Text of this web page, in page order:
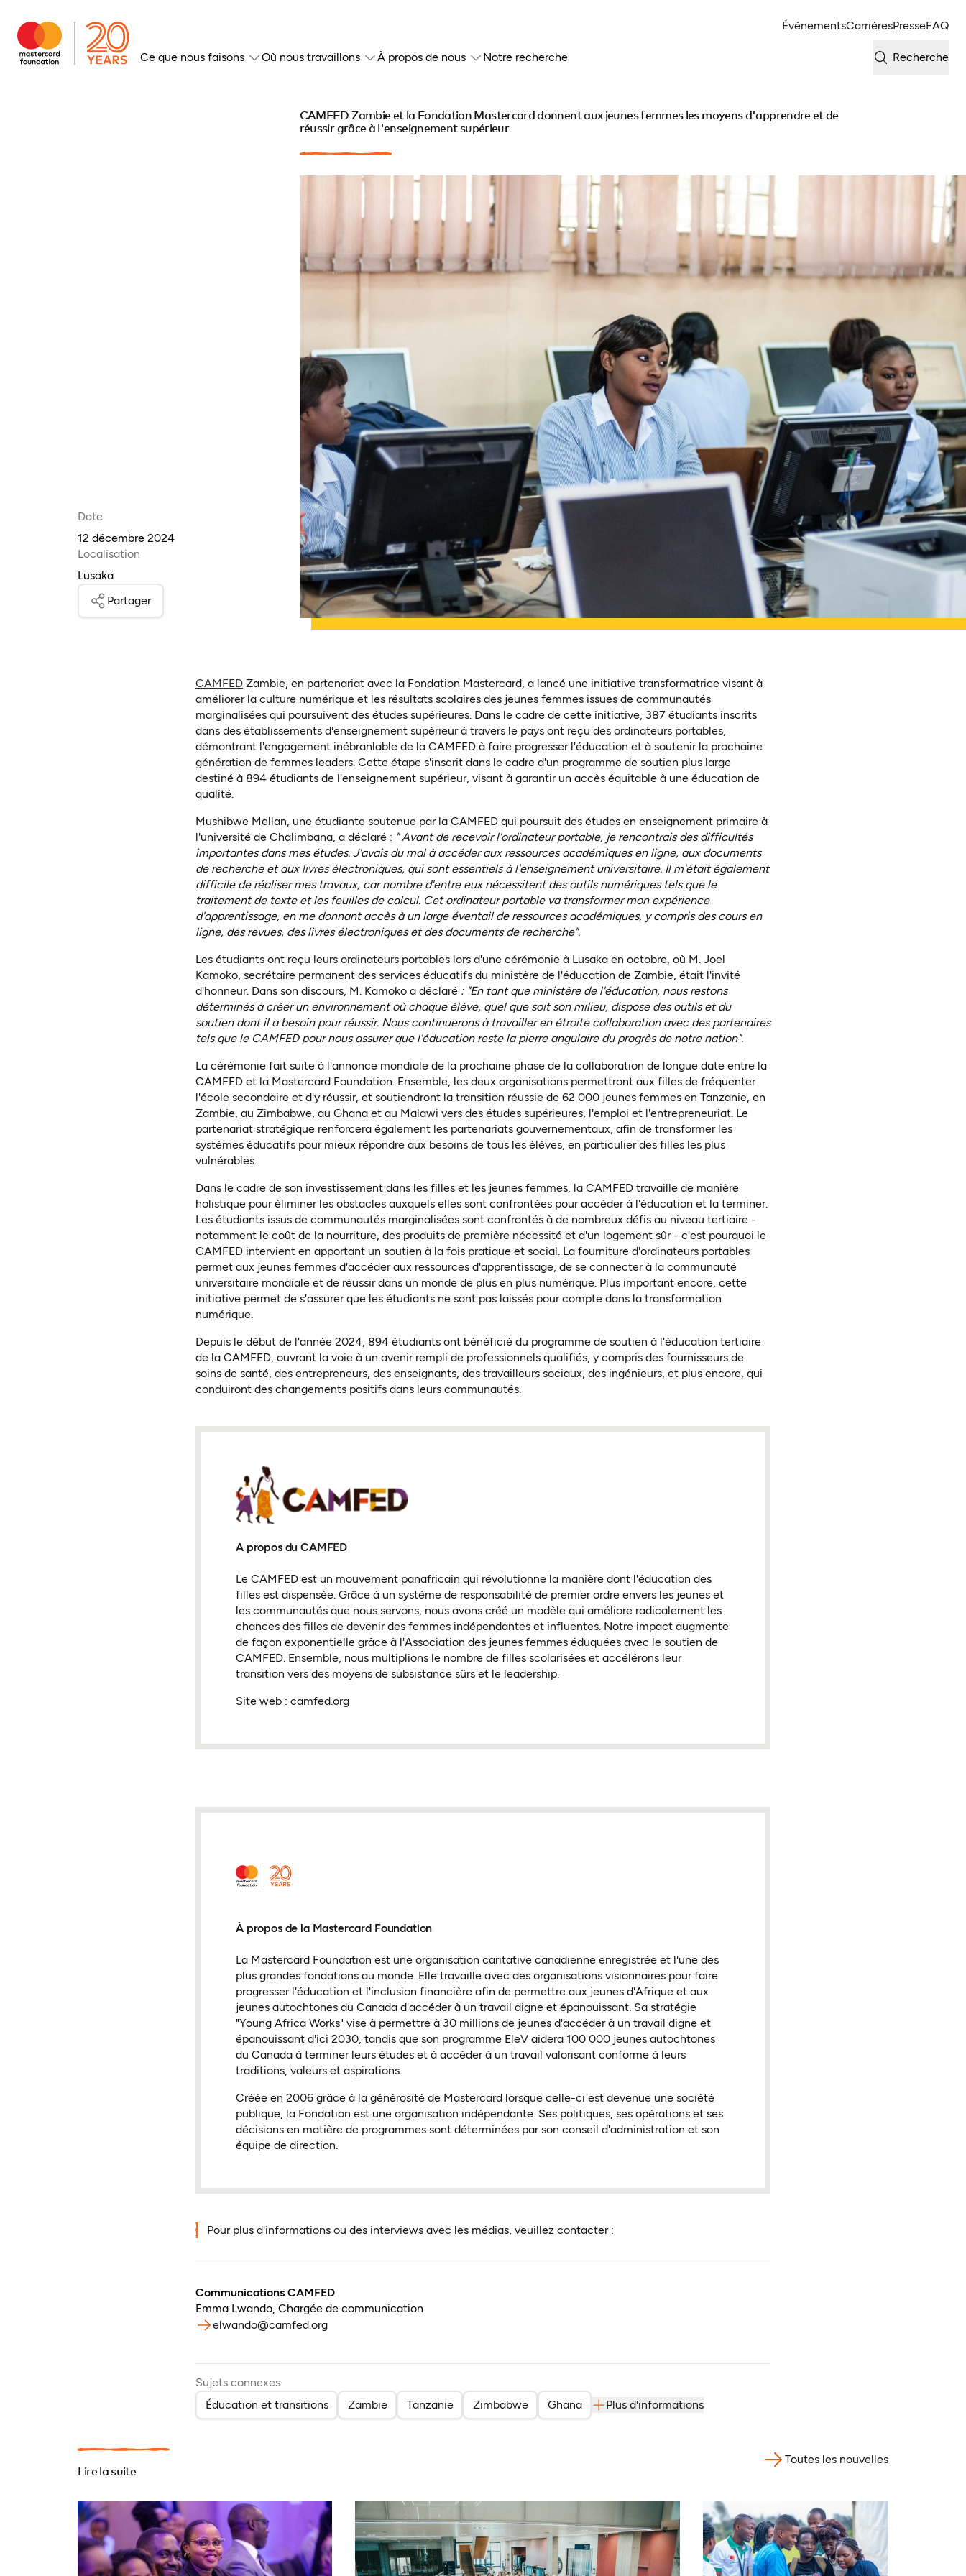
ÉvénementsCarrièresPresseFAQ
Ce que nous faisons Où nous travaillons À propos de nous Notre recherche Recherche
CAMFED Zambie et la Fondation Mastercard donnent aux jeunes femmes les moyens d'apprendre et de
réussir grâce à l'enseignement supérieur
Date
12 décembre 2024
Localisation
Lusaka
Partager
CAMFED(ouvre dans un nouvel onglet)
Zambie, en partenariat avec la Fondation Mastercard, a lancé une initiative transformatrice visant à
améliorer la culture numérique et les résultats scolaires des jeunes femmes issues de communautés
marginalisées qui poursuivent des études supérieures. Dans le cadre de cette initiative, 387 étudiants inscrits
dans des établissements d'enseignement supérieur à travers le pays ont reçu des ordinateurs portables,
démontrant l'engagement inébranlable de la CAMFED à faire progresser l'éducation et à soutenir la prochaine
génération de femmes leaders. Cette étape s'inscrit dans le cadre d'un programme de soutien plus large
destiné à 894 étudiants de l'enseignement supérieur, visant à garantir un accès équitable à une éducation de
qualité.
Mushibwe Mellan, une étudiante soutenue par la CAMFED qui poursuit des études en enseignement primaire à
l'université de Chalimbana, a déclaré : " Avant de recevoir l'ordinateur portable, je rencontrais des difficultés
importantes dans mes études. J'avais du mal à accéder aux ressources académiques en ligne, aux documents
de recherche et aux livres électroniques, qui sont essentiels à l'enseignement universitaire. Il m'était également
difficile de réaliser mes travaux, car nombre d'entre eux nécessitent des outils numériques tels que le
traitement de texte et les feuilles de calcul. Cet ordinateur portable va transformer mon expérience
d'apprentissage, en me donnant accès à un large éventail de ressources académiques, y compris des cours en
ligne, des revues, des livres électroniques et des documents de recherche".
Les étudiants ont reçu leurs ordinateurs portables lors d'une cérémonie à Lusaka en octobre, où M. Joel
Kamoko, secrétaire permanent des services éducatifs du ministère de l'éducation de Zambie, était l'invité
d'honneur. Dans son discours, M. Kamoko a déclaré : "En tant que ministère de l'éducation, nous restons
déterminés à créer un environnement où chaque élève, quel que soit son milieu, dispose des outils et du
soutien dont il a besoin pour réussir. Nous continuerons à travailler en étroite collaboration avec des partenaires
tels que le CAMFED pour nous assurer que l'éducation reste la pierre angulaire du progrès de notre nation".
La cérémonie fait suite à l'annonce mondiale de la prochaine phase de la collaboration de longue date entre la
CAMFED et la Mastercard Foundation. Ensemble, les deux organisations permettront aux filles de fréquenter
l'école secondaire et d'y réussir, et soutiendront la transition réussie de 62 000 jeunes femmes en Tanzanie, en
Zambie, au Zimbabwe, au Ghana et au Malawi vers des études supérieures, l'emploi et l'entrepreneuriat. Le
partenariat stratégique renforcera également les partenariats gouvernementaux, afin de transformer les
systèmes éducatifs pour mieux répondre aux besoins de tous les élèves, en particulier des filles les plus
vulnérables.
Dans le cadre de son investissement dans les filles et les jeunes femmes, la CAMFED travaille de manière
holistique pour éliminer les obstacles auxquels elles sont confrontées pour accéder à l'éducation et la terminer.
Les étudiants issus de communautés marginalisées sont confrontés à de nombreux défis au niveau tertiaire -
notamment le coût de la nourriture, des produits de première nécessité et d'un logement sûr - c'est pourquoi le
CAMFED intervient en apportant un soutien à la fois pratique et social. La fourniture d'ordinateurs portables
permet aux jeunes femmes d'accéder aux ressources d'apprentissage, de se connecter à la communauté
universitaire mondiale et de réussir dans un monde de plus en plus numérique. Plus important encore, cette
initiative permet de s'assurer que les étudiants ne sont pas laissés pour compte dans la transformation
numérique.
Depuis le début de l'année 2024, 894 étudiants ont bénéficié du programme de soutien à l'éducation tertiaire
de la CAMFED, ouvrant la voie à un avenir rempli de professionnels qualifiés, y compris des fournisseurs de
soins de santé, des entrepreneurs, des enseignants, des travailleurs sociaux, des ingénieurs, et plus encore, qui
conduiront des changements positifs dans leurs communautés.
A propos du CAMFED
Le CAMFED est un mouvement panafricain qui révolutionne la manière dont l'éducation des
filles est dispensée. Grâce à un système de responsabilité de premier ordre envers les jeunes et
les communautés que nous servons, nous avons créé un modèle qui améliore radicalement les
chances des filles de devenir des femmes indépendantes et influentes. Notre impact augmente
de façon exponentielle grâce à l'Association des jeunes femmes éduquées avec le soutien de
CAMFED. Ensemble, nous multiplions le nombre de filles scolarisées et accélérons leur
transition vers des moyens de subsistance sûrs et le leadership.
Site web : camfed.org
À propos de la Mastercard Foundation
La Mastercard Foundation est une organisation caritative canadienne enregistrée et l'une des
plus grandes fondations au monde. Elle travaille avec des organisations visionnaires pour faire
progresser l'éducation et l'inclusion financière afin de permettre aux jeunes d'Afrique et aux
jeunes autochtones du Canada d'accéder à un travail digne et épanouissant. Sa stratégie
"Young Africa Works" vise à permettre à 30 millions de jeunes d'accéder à un travail digne et
épanouissant d'ici 2030, tandis que son programme EleV aidera 100 000 jeunes autochtones
du Canada à terminer leurs études et à accéder à un travail valorisant conforme à leurs
traditions, valeurs et aspirations.
Créée en 2006 grâce à la générosité de Mastercard lorsque celle-ci est devenue une société
publique, la Fondation est une organisation indépendante. Ses politiques, ses opérations et ses
décisions en matière de programmes sont déterminées par son conseil d'administration et son
équipe de direction.
Pour plus d'informations ou des interviews avec les médias, veuillez contacter :
Communications CAMFED
Emma Lwando Chargée de communication
elwando@camfed.org
Sujets connexes
Éducation et transitions
Zambie Tanzanie Zimbabwe Ghana Plus d'informations
Lire la suite
Toutes les nouvelles